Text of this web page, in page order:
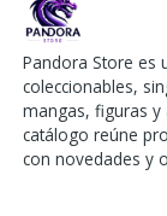
Pandora Store es
coleccionables,
mangas, figuras y
catálogo reúne
con novedades y